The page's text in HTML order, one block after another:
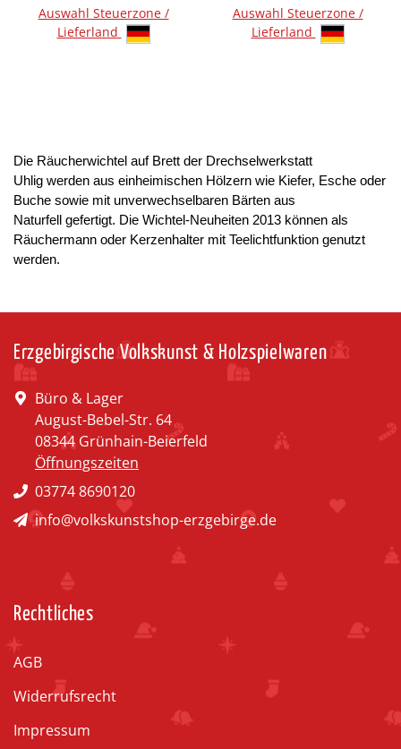
Auswahl Steuerzone /
Lieferland
Auswahl Steuerzone /
Lieferland
Die Räucherwichtel auf Brett der Drechselwerkstatt
Uhlig werden aus einheimischen Hölzern wie Kiefer, Esche oder
Buche sowie mit unverwechselbaren Bärten aus
Naturfell gefertigt. Die Wichtel-Neuheiten 2013 können als
Räuchermann oder Kerzenhalter mit Teelichtfunktion genutzt
werden.
Erzgebirgische Volkskunst & Holzspielwaren
Büro & Lager
August-Bebel-Str. 64
08344 Grünhain-Beierfeld
Öffnungszeiten
03774 8690120
info@volkskunstshop-erzgebirge.de
Rechtliches
AGB
Widerrufsrecht
Impressum